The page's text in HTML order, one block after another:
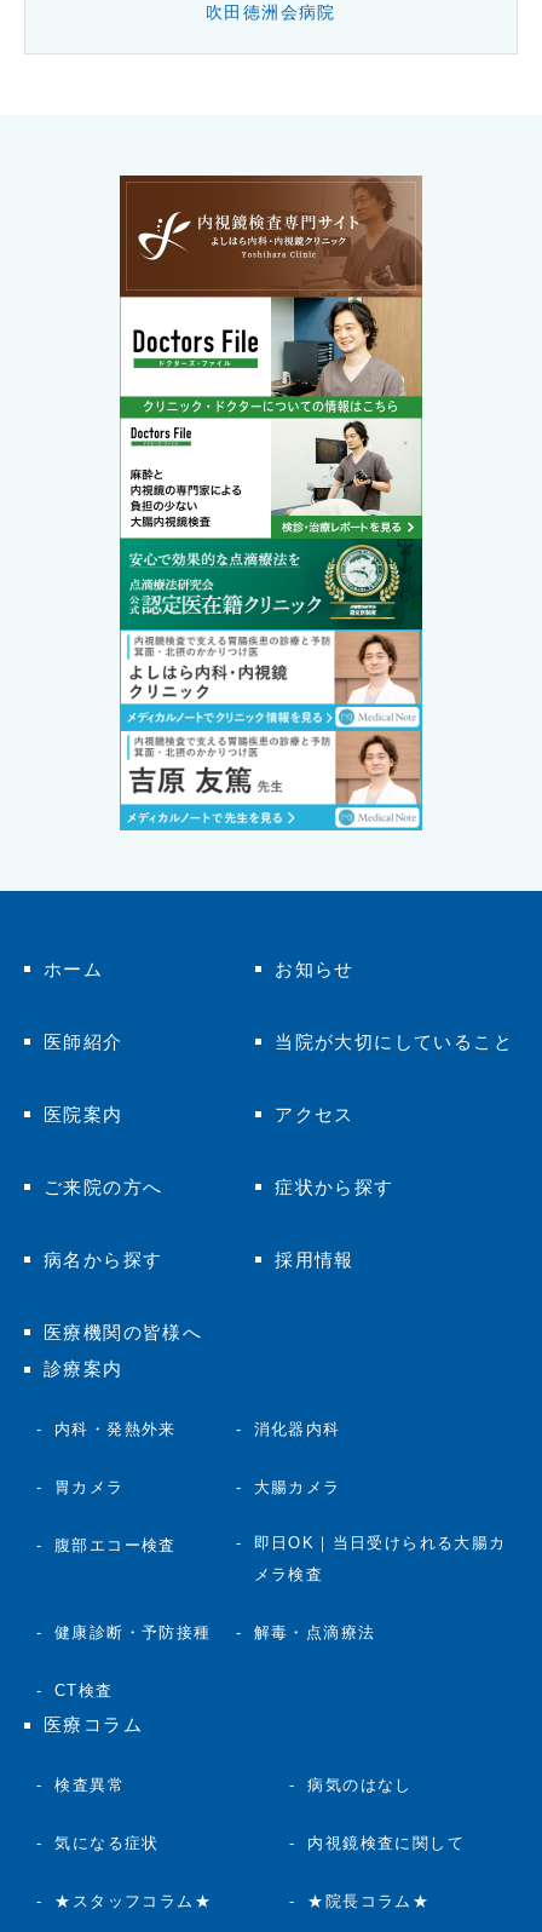
吹田徳洲会病院
ホーム お知らせ
医師紹介 当院が大切にしていること
医院案内 アクセス
ご来院の方へ 症状から探す
病名から探す 採用情報
医療機関の皆様へ
診療案内
内科・発熱外来 消化器内科
胃カメラ 大腸カメラ
腹部エコー検査
即日OK｜当日受けられる大腸カ
メラ検査
健康診断・予防接種 解毒・点滴療法
CT検査
医療コラム
検査異常 病気のはなし
気になる症状 内視鏡検査に関して
★スタッフコラム★ ★院長コラム★